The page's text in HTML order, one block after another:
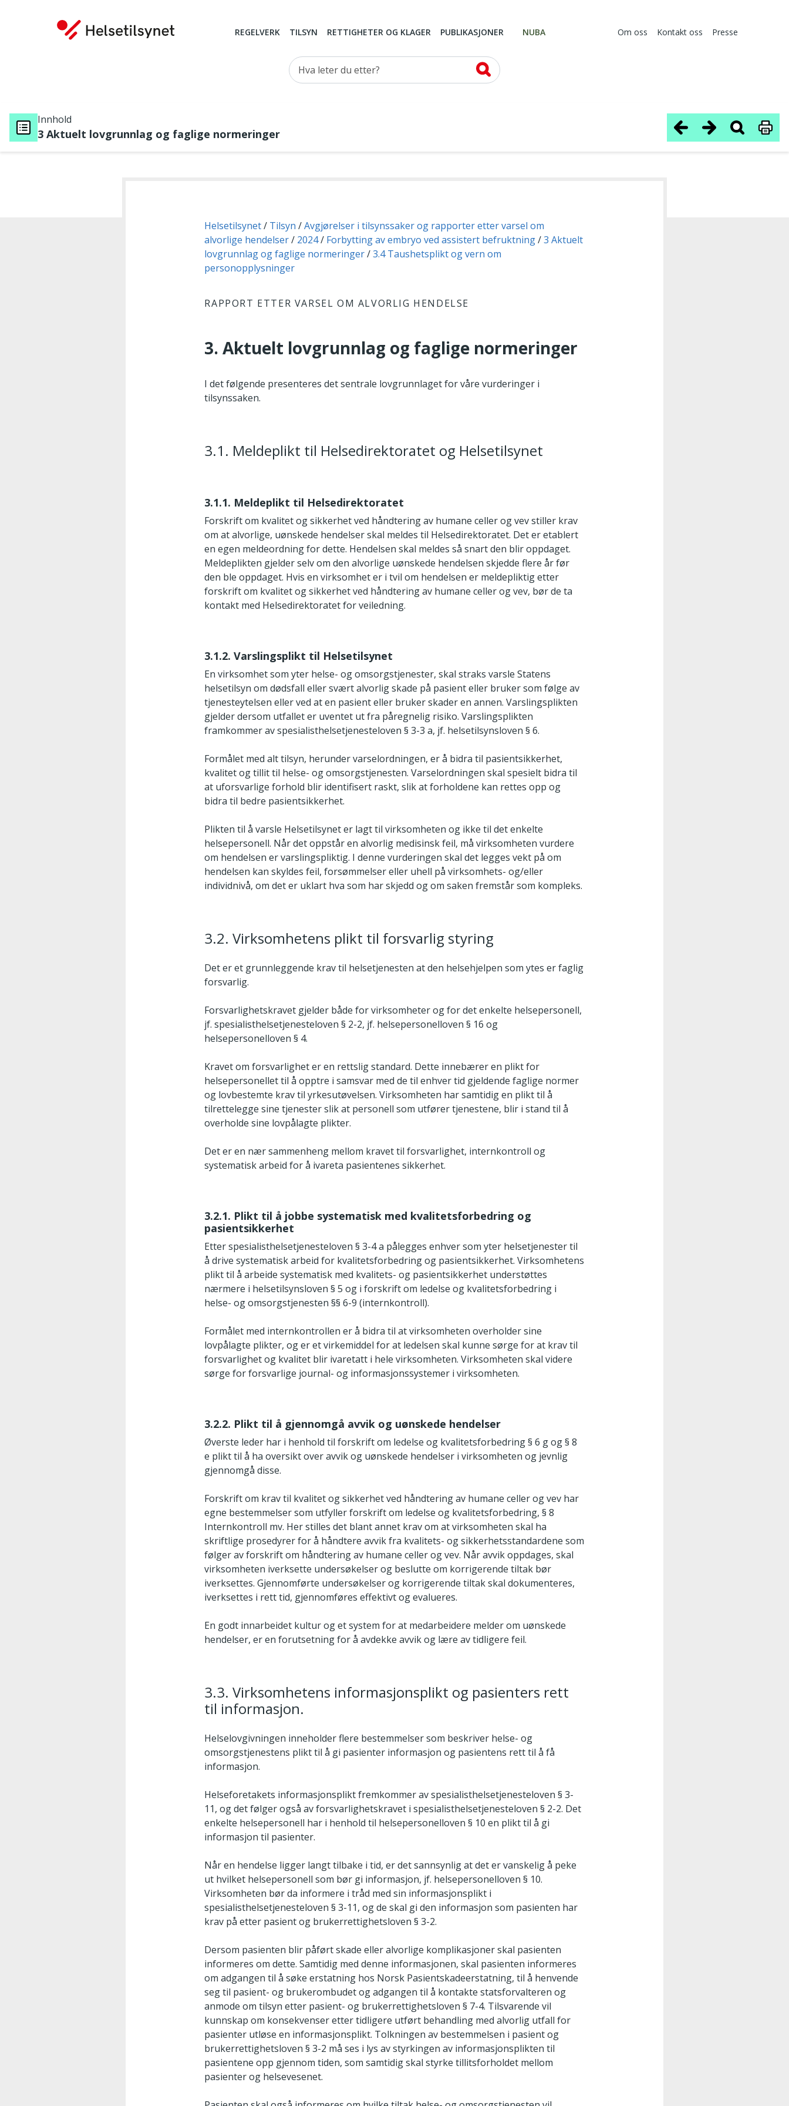
REGELVERK TILSYN RETTIGHETER OG KLAGER PUBLIKASJONER NUBA Om oss Kontakt oss Presse
Hva leter du etter?
Innhold
3 Aktuelt lovgrunnlag og faglige normeringer
Du er her:
Helsetilsynet Tilsyn
Avgjørelser i tilsynssaker og rapporter etter varsel om
alvorlige hendelser
2024 Forbytting av embryo ved assistert befruktning
3 Aktuelt
lovgrunnlag og faglige normeringer
3.4 Taushetsplikt og vern om
personopplysninger
RAPPORT ETTER VARSEL OM ALVORLIG HENDELSE
3. Aktuelt lovgrunnlag og faglige normeringer
I det følgende presenteres det sentrale lovgrunnlaget for våre vurderinger i
tilsynssaken.
3.1. Meldeplikt til Helsedirektoratet og Helsetilsynet
3.1.1. Meldeplikt til Helsedirektoratet
Forskrift om kvalitet og sikkerhet ved håndtering av humane celler og vev stiller krav
om at alvorlige, uønskede hendelser skal meldes til Helsedirektoratet. Det er etablert
en egen meldeordning for dette. Hendelsen skal meldes så snart den blir oppdaget.
Meldeplikten gjelder selv om den alvorlige uønskede hendelsen skjedde flere år før
den ble oppdaget. Hvis en virksomhet er i tvil om hendelsen er meldepliktig etter
forskrift om kvalitet og sikkerhet ved håndtering av humane celler og vev, bør de ta
kontakt med Helsedirektoratet for veiledning.
3.1.2. Varslingsplikt til Helsetilsynet
En virksomhet som yter helse- og omsorgstjenester, skal straks varsle Statens
helsetilsyn om dødsfall eller svært alvorlig skade på pasient eller bruker som følge av
tjenesteytelsen eller ved at en pasient eller bruker skader en annen. Varslingsplikten
gjelder dersom utfallet er uventet ut fra påregnelig risiko. Varslingsplikten
framkommer av spesialisthelsetjenesteloven § 3-3 a, jf. helsetilsynsloven § 6.
Formålet med alt tilsyn, herunder varselordningen, er å bidra til pasientsikkerhet,
kvalitet og tillit til helse- og omsorgstjenesten. Varselordningen skal spesielt bidra til
at uforsvarlige forhold blir identifisert raskt, slik at forholdene kan rettes opp og
bidra til bedre pasientsikkerhet.
Plikten til å varsle Helsetilsynet er lagt til virksomheten og ikke til det enkelte
helsepersonell. Når det oppstår en alvorlig medisinsk feil, må virksomheten vurdere
om hendelsen er varslingspliktig. I denne vurderingen skal det legges vekt på om
hendelsen kan skyldes feil, forsømmelser eller uhell på virksomhets- og/eller
individnivå, om det er uklart hva som har skjedd og om saken fremstår som kompleks.
3.2. Virksomhetens plikt til forsvarlig styring
Det er et grunnleggende krav til helsetjenesten at den helsehjelpen som ytes er faglig
forsvarlig.
Forsvarlighetskravet gjelder både for virksomheter og for det enkelte helsepersonell,
jf. spesialisthelsetjenesteloven § 2-2, jf. helsepersonelloven § 16 og
helsepersonelloven § 4.
Kravet om forsvarlighet er en rettslig standard. Dette innebærer en plikt for
helsepersonellet til å opptre i samsvar med de til enhver tid gjeldende faglige normer
og lovbestemte krav til yrkesutøvelsen. Virksomheten har samtidig en plikt til å
tilrettelegge sine tjenester slik at personell som utfører tjenestene, blir i stand til å
overholde sine lovpålagte plikter.
Det er en nær sammenheng mellom kravet til forsvarlighet, internkontroll og
systematisk arbeid for å ivareta pasientenes sikkerhet.
3.2.1. Plikt til å jobbe systematisk med kvalitetsforbedring og
pasientsikkerhet
Etter spesialisthelsetjenesteloven § 3-4 a pålegges enhver som yter helsetjenester til
å drive systematisk arbeid for kvalitetsforbedring og pasientsikkerhet. Virksomhetens
plikt til å arbeide systematisk med kvalitets- og pasientsikkerhet understøttes
nærmere i helsetilsynsloven § 5 og i forskrift om ledelse og kvalitetsforbedring i
helse- og omsorgstjenesten §§ 6-9 (internkontroll).
Formålet med internkontrollen er å bidra til at virksomheten overholder sine
lovpålagte plikter, og er et virkemiddel for at ledelsen skal kunne sørge for at krav til
forsvarlighet og kvalitet blir ivaretatt i hele virksomheten. Virksomheten skal videre
sørge for forsvarlige journal- og informasjonssystemer i virksomheten.
3.2.2. Plikt til å gjennomgå avvik og uønskede hendelser
Øverste leder har i henhold til forskrift om ledelse og kvalitetsforbedring § 6 g og § 8
e plikt til å ha oversikt over avvik og uønskede hendelser i virksomheten og jevnlig
gjennomgå disse.
Forskrift om krav til kvalitet og sikkerhet ved håndtering av humane celler og vev har
egne bestemmelser som utfyller forskrift om ledelse og kvalitetsforbedring, § 8
Internkontroll mv. Her stilles det blant annet krav om at virksomheten skal ha
skriftlige prosedyrer for å håndtere avvik fra kvalitets- og sikkerhetsstandardene som
følger av forskrift om håndtering av humane celler og vev. Når avvik oppdages, skal
virksomheten iverksette undersøkelser og beslutte om korrigerende tiltak bør
iverksettes. Gjennomførte undersøkelser og korrigerende tiltak skal dokumenteres,
iverksettes i rett tid, gjennomføres effektivt og evalueres.
En godt innarbeidet kultur og et system for at medarbeidere melder om uønskede
hendelser, er en forutsetning for å avdekke avvik og lære av tidligere feil.
3.3. Virksomhetens informasjonsplikt og pasienters rett
til informasjon.
Helselovgivningen inneholder flere bestemmelser som beskriver helse- og
omsorgstjenestens plikt til å gi pasienter informasjon og pasientens rett til å få
informasjon.
Helseforetakets informasjonsplikt fremkommer av spesialisthelsetjenesteloven § 3-
11, og det følger også av forsvarlighetskravet i spesialisthelsetjenesteloven § 2-2. Det
enkelte helsepersonell har i henhold til helsepersonelloven § 10 en plikt til å gi
informasjon til pasienter.
Når en hendelse ligger langt tilbake i tid, er det sannsynlig at det er vanskelig å peke
ut hvilket helsepersonell som bør gi informasjon, jf. helsepersonelloven § 10.
Virksomheten bør da informere i tråd med sin informasjonsplikt i
spesialisthelsetjenesteloven § 3-11, og de skal gi den informasjon som pasienten har
krav på etter pasient og brukerrettighetsloven § 3-2.
Dersom pasienten blir påført skade eller alvorlige komplikasjoner skal pasienten
informeres om dette. Samtidig med denne informasjonen, skal pasienten informeres
om adgangen til å søke erstatning hos Norsk Pasientskadeerstatning, til å henvende
seg til pasient- og brukerombudet og adgangen til å kontakte statsforvalteren og
anmode om tilsyn etter pasient- og brukerrettighetsloven § 7-4. Tilsvarende vil
kunnskap om konsekvenser etter tidligere utført behandling med alvorlig utfall for
pasienter utløse en informasjonsplikt. Tolkningen av bestemmelsen i pasient og
brukerrettighetsloven § 3-2 må ses i lys av styrkingen av informasjonsplikten til
pasientene opp gjennom tiden, som samtidig skal styrke tillitsforholdet mellom
pasienter og helsevesenet.